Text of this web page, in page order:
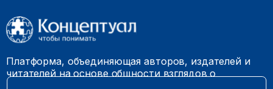
Платформа, объединяющая авторов, издателей и
читателей на основе общности взглядов о